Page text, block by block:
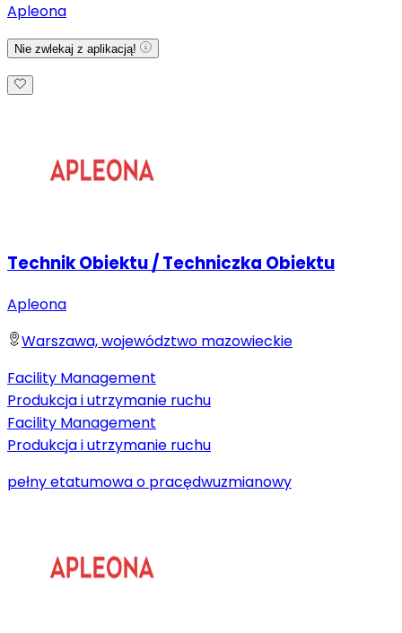
Apleona
Nie zwlekaj z aplikacją!
Technik Obiektu / Techniczka Obiektu
Apleona
Warszawa, województwo mazowieckie
Facility Management
Produkcja i utrzymanie ruchu
Facility Management
Produkcja i utrzymanie ruchu
pełny etatumowa o pracędwuzmianowy